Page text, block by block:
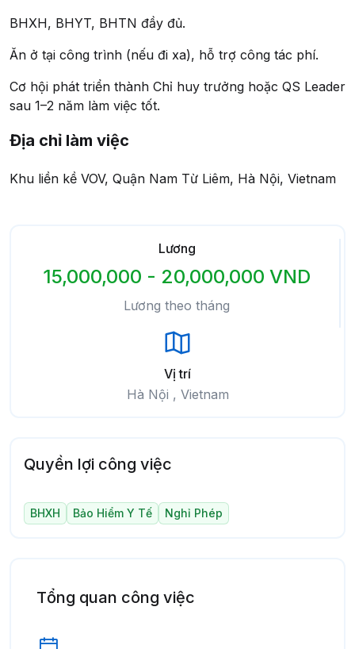
BHXH, BHYT, BHTN đầy đủ.
Ăn ở tại công trình (nếu đi xa), hỗ trợ công tác phí.
Cơ hội phát triển thành Chỉ huy trưởng hoặc QS Leader
sau 1–2 năm làm việc tốt.
Địa chỉ làm việc
Khu liền kề VOV, Quận Nam Từ Liêm, Hà Nội, Vietnam
Lương
15,000,000 - 20,000,000 VND
Lương theo tháng
Vị trí
Hà Nội , Vietnam
Quyền lợi công việc
BHXH Bảo Hiểm Y Tế Nghỉ Phép
Tổng quan công việc